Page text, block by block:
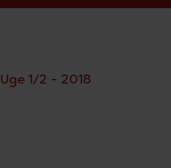
Uge 1/2 - 2018